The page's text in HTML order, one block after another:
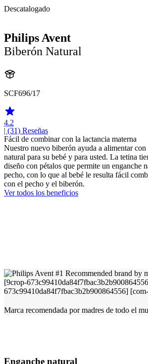
Descatalogado
Philips Avent
Biberón Natural
SCF696/17
4.2
| (31) Reseñas
Fácil de combinar con la lactancia materna
Nuestro nuevo biberón ayuda a alimentar
natural para su bebé y para usted. La tetina
diseño con pétalos que permite un enganche
pecho, con lo que al bebé le resulta fácil
con el pecho y el biberón.
Ver todos los beneficios
Marca recomendada por madres de todo el
Enganche natural